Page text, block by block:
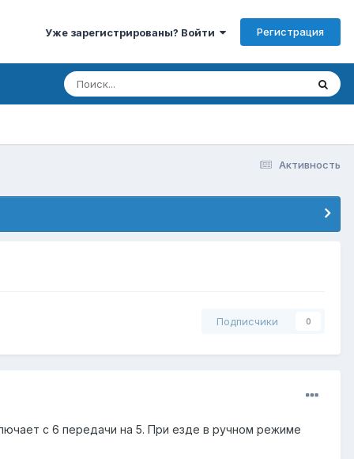
Уже зарегистрированы? Войти Регистрация
Активность
Подписчики 0
с 6 передачи на 5. При езде в ручном режиме